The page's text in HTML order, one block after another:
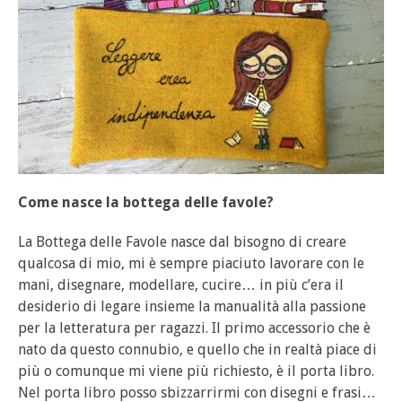
Come nasce la bottega delle favole?
La Bottega delle Favole nasce dal bisogno di creare
qualcosa di mio, mi è sempre piaciuto lavorare con le
mani, disegnare, modellare, cucire… in più c’era il
desiderio di legare insieme la manualità alla passione
per la letteratura per ragazzi. Il primo accessorio che è
nato da questo connubio, e quello che in realtà piace di
più o comunque mi viene più richiesto, è il porta libro.
Nel porta libro posso sbizzarrirmi con disegni e frasi…